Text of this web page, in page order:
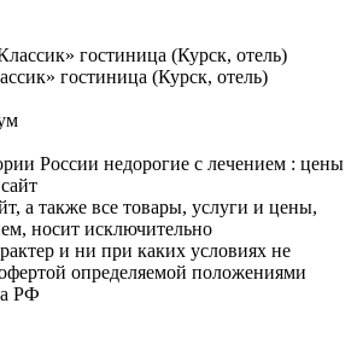
гостиница (Курск, отель)
России недорогие с лечением : цены
а также все товары, услуги и цены,
носит исключительно
и ни при каких условиях не
определяемой положениями
РФ